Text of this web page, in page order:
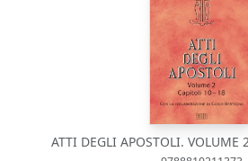
ATTI DEGLI APOSTOLI. VOLUME